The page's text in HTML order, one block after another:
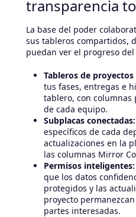
transparencia
La base del poder
sus tableros compartidos,
puedan ver el progreso del
Tableros de
tus fases, entregas e
tablero, con columnas
de cada equipo.
Subplacas conectadas:
específicos de cada
actualizaciones en la
las columnas Mirror
Permisos inteligentes:
que los datos
protegidos y las
proyecto
partes interesadas.